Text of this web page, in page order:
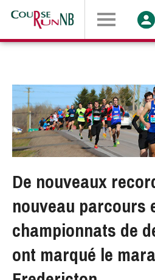
De nouveaux
nouveau parcours
championnats de
ont marqué le